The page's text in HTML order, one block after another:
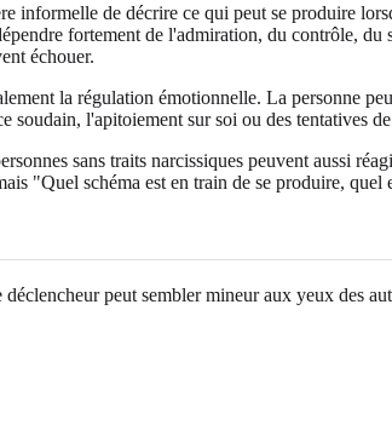
de décrire ce qui peut se produire
fortement de l'admiration, du contrôle,
échouer.
la régulation émotionnelle. La personne
soudain, l'apitoiement sur soi ou des tentatives
sans traits narcissiques peuvent aussi
"Quel schéma est en train de se produire, quel
peut sembler mineur aux yeux des